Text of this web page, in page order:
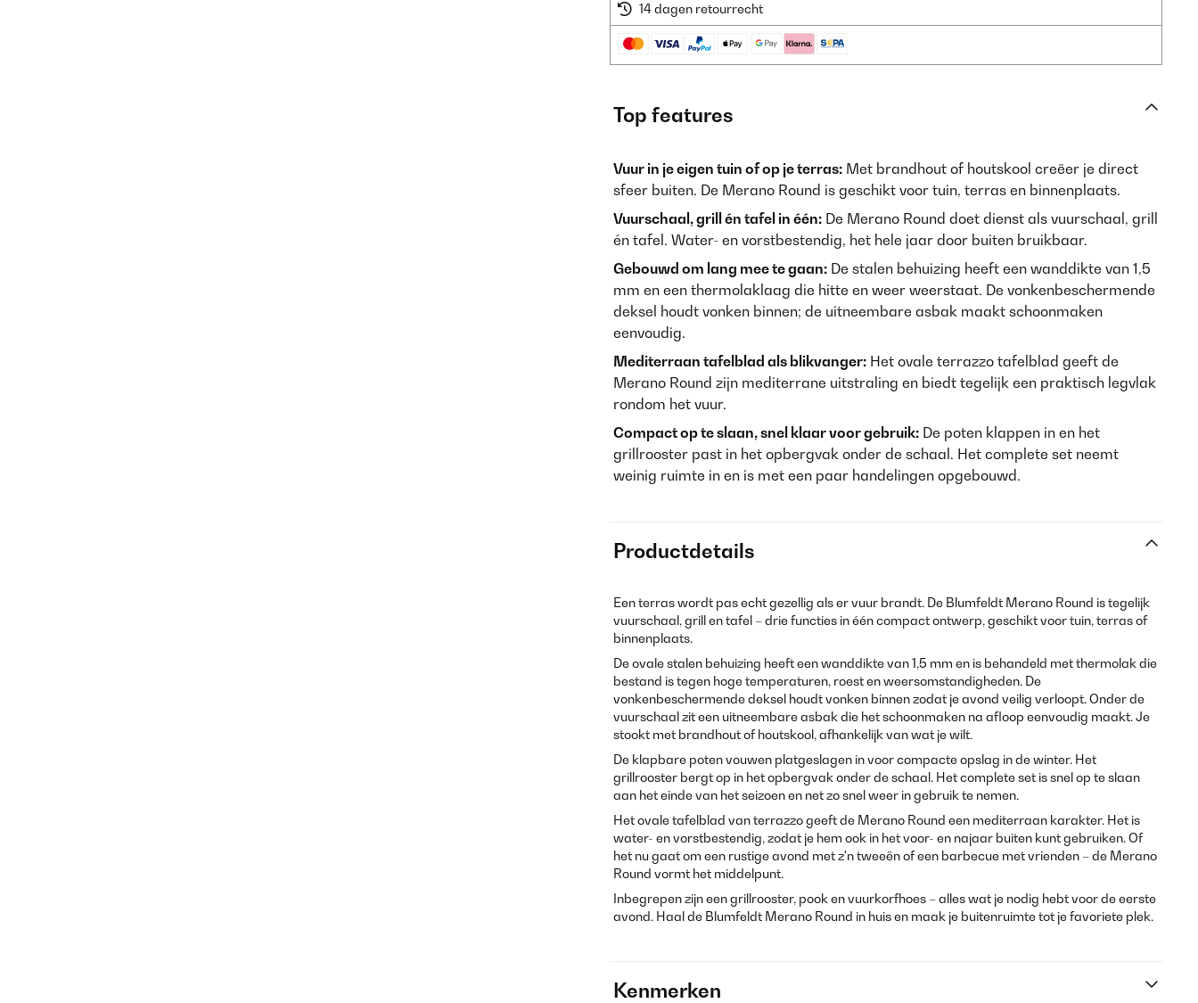
14 dagen retourrecht
Top features
Vuur in je eigen tuin of op je terras: Met brandhout of houtskool creëer je direct
sfeer buiten. De Merano Round is geschikt voor tuin, terras en binnenplaats.
Vuurschaal, grill én tafel in één: De Merano Round doet dienst als vuurschaal, grill
én tafel. Water- en vorstbestendig, het hele jaar door buiten bruikbaar.
Gebouwd om lang mee te gaan: De stalen behuizing heeft een wanddikte van 1,5
mm en een thermolaklaag die hitte en weer weerstaat. De vonkenbeschermende
deksel houdt vonken binnen; de uitneembare asbak maakt schoonmaken
eenvoudig.
Mediterraan tafelblad als blikvanger: Het ovale terrazzo tafelblad geeft de
Merano Round zijn mediterrane uitstraling en biedt tegelijk een praktisch legvlak
rondom het vuur.
Compact op te slaan, snel klaar voor gebruik: De poten klappen in en het
grillrooster past in het opbergvak onder de schaal. Het complete set neemt
weinig ruimte in en is met een paar handelingen opgebouwd.
Productdetails
Een terras wordt pas echt gezellig als er vuur brandt. De Blumfeldt Merano Round is tegelijk
vuurschaal, grill en tafel – drie functies in één compact ontwerp, geschikt voor tuin, terras of
binnenplaats.
De ovale stalen behuizing heeft een wanddikte van 1,5 mm en is behandeld met thermolak die
bestand is tegen hoge temperaturen, roest en weersomstandigheden. De
vonkenbeschermende deksel houdt vonken binnen zodat je avond veilig verloopt. Onder de
vuurschaal zit een uitneembare asbak die het schoonmaken na afloop eenvoudig maakt. Je
stookt met brandhout of houtskool, afhankelijk van wat je wilt.
De klapbare poten vouwen platgeslagen in voor compacte opslag in de winter. Het
grillrooster bergt op in het opbergvak onder de schaal. Het complete set is snel op te slaan
aan het einde van het seizoen en net zo snel weer in gebruik te nemen.
Het ovale tafelblad van terrazzo geeft de Merano Round een mediterraan karakter. Het is
water- en vorstbestendig, zodat je hem ook in het voor- en najaar buiten kunt gebruiken. Of
het nu gaat om een rustige avond met z'n tweeën of een barbecue met vrienden – de Merano
Round vormt het middelpunt.
Inbegrepen zijn een grillrooster, pook en vuurkorfhoes – alles wat je nodig hebt voor de eerste
avond. Haal de Blumfeldt Merano Round in huis en maak je buitenruimte tot je favoriete plek.
Kenmerken